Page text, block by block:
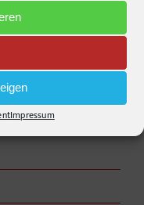
Impressum